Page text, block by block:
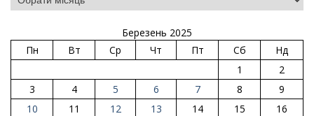
Березень 2025
Пн
Вт Ср Чт Пт Сб
Нд
1
2
3
4 5 6 7 8
9
10
11 12 13 14 15
16